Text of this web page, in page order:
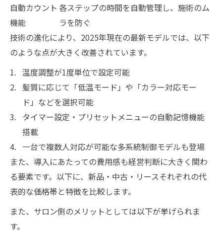
自動カウント
機能
各ステップの時間を自動管理し、施術のム
ラを防ぐ
技術の進化により、2025年現在の最新モデルでは、以下
のような点が大きく改善されています。
温度調整が1度単位で設定可能
髪質に応じて「低温モード」や「カラー対応モー
ド」などを選択可能
タイマー設定・プリセットメニューの自動記憶機能
搭載
一台で複数人対応が可能な多系統制御モデルも登場
また、導入にあたっての費用感も経営判断に大きく関わ
る要素です。以下に、新品・中古・リースそれぞれの代
表的な価格帯と特徴を比較します。
また、サロン側のメリットとしては以下が挙げられま
す。